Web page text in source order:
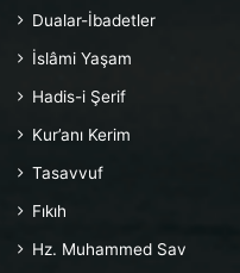
Dualar-İbadetler
İslâmi Yaşam
Hadis-i Şerif
Kur’anı Kerim
Tasavvuf
Fıkıh
Hz. Muhammed Sav